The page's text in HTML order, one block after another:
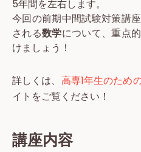
5年間を左右します。
今回の前期中間試験対策講
される数学について、重点
けましょう！
詳しくは、 高専1年生のため
イトをご覧ください！
講座内容